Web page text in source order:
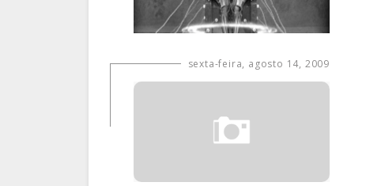
sexta-feira, agosto 14, 2009